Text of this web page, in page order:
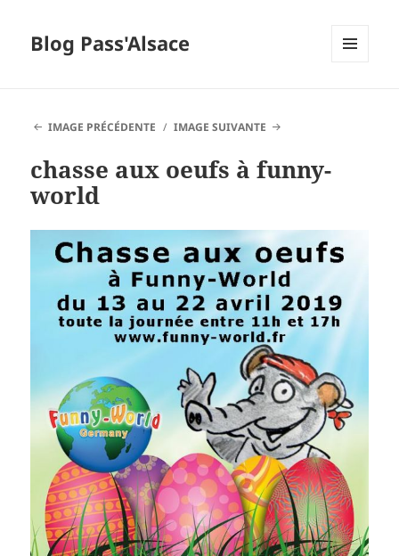
Blog Pass'Alsace
IMAGE PRÉCÉDENTE
IMAGE SUIVANTE
chasse aux oeufs à funny-
world